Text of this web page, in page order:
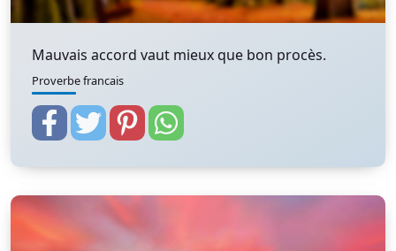
Mauvais accord vaut mieux que bon procès.
Proverbe francais